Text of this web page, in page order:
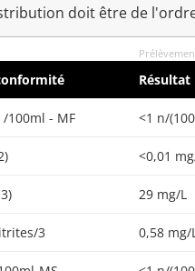
doit être de
Résultat
100ml - MF <1 n/
<0,01
29 mg/L
3 0,58 mg/